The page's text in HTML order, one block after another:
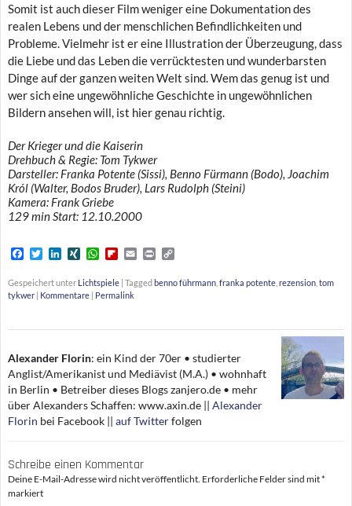
Somit ist auch dieser Film weniger eine Dokumentation des
realen Lebens und der menschlichen Befindlichkeiten und
Probleme. Vielmehr ist er eine Illustration der Überzeugung, dass
die Liebe und das Leben die verrücktesten und wunderbarsten
Dinge auf der ganzen weiten Welt sind. Wem das genug ist und
wer sich eine ungewöhnliche Geschichte in ungewöhnlichen
Bildern ansehen will, ist hier genau richtig.
Der Krieger und die Kaiserin
Drehbuch & Regie: Tom Tykwer
Darsteller: Franka Potente (Sissi), Benno Fürmann (Bodo), Joachim
Król (Walter, Bodos Bruder), Lars Rudolph (Steini)
Kamera: Frank Griebe
129 min Start: 12.10.2000
F
c
e
b
o
T
i
t
t
r
n
k
e
I
X
N
G
W
a
t
s
p
F
i
p
b
a
d
E
a
i
P
i
n
p
y
n
Gespeichert unter Lichtspiele Tagged benno führmann franka potente rezension tom
tykwer
Kommentare Permalink
Alexander Florin: ein Kind der 70er • studierter
Anglist/Amerikanist und Mediävist (M.A.) • wohnhaft
in Berlin • Betreiber dieses Blogs zanjero.de • mehr
über Alexanders Schaffen: www.axin.de || Alexander
Florin bei Facebook || auf Twitterfolgen
Schreibe einen Kommentar
Deine E-Mail-Adresse wird nicht veröffentlicht. Erforderliche Felder sind mit*
markiert